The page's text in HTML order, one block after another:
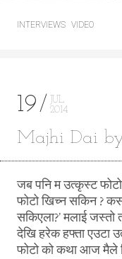
INTERVIEWS VIDEO
19
JUL
2014
Majhi Dai
जब पनि म उत्कृस्ट
फोटो खिच्न सकिन ?
सकिएला?’ मलाई जस्तो
देखि हरेक हफ्ता एउटा
फोटो को कथा आज मैले